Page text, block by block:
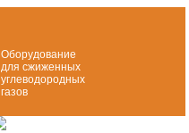
Оборудование
для сжиженных
углеводородных
газов